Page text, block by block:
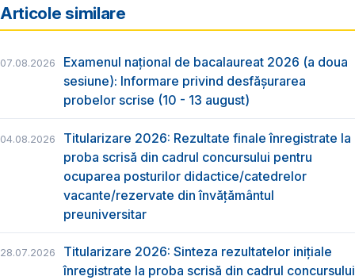
Articole similare
07.08.2026
Examenul național de bacalaureat 2026 (a doua
sesiune): Informare privind desfășurarea
probelor scrise (10 - 13 august)
04.08.2026
Titularizare 2026: Rezultate finale înregistrate la
proba scrisă din cadrul concursului pentru
ocuparea posturilor didactice/catedrelor
vacante/rezervate din învăţământul
preuniversitar
28.07.2026
Titularizare 2026: Sinteza rezultatelor inițiale
înregistrate la proba scrisă din cadrul concursului